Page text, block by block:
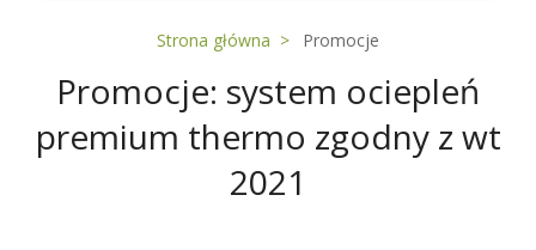
Strona główna Promocje
Promocje: system ociepleń
premium thermo zgodny z wt
2021